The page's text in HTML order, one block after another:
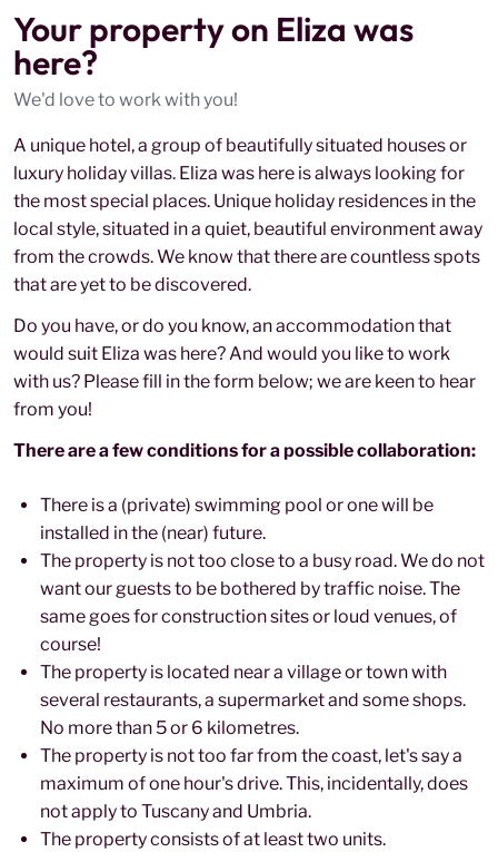
Your property on Eliza was
here?
We'd love to work with you!
A unique hotel, a group of beautifully situated houses or
luxury holiday villas. Eliza was here is always looking for
the most special places. Unique holiday residences in the
local style, situated in a quiet, beautiful environment away
from the crowds. We know that there are countless spots
that are yet to be discovered.
Do you have, or do you know, an accommodation that
would suit Eliza was here? And would you like to work
with us? Please fill in the form below; we are keen to hear
from you!
There are a few conditions for a possible collaboration:
There is a (private) swimming pool or one will be
installed in the (near) future.
The property is not too close to a busy road. We do not
want our guests to be bothered by traffic noise. The
same goes for construction sites or loud venues, of
course!
The property is located near a village or town with
several restaurants, a supermarket and some shops.
No more than 5 or 6 kilometres.
The property is not too far from the coast, let's say a
maximum of one hour's drive. This, incidentally, does
not apply to Tuscany and Umbria.
The property consists of at least two units.